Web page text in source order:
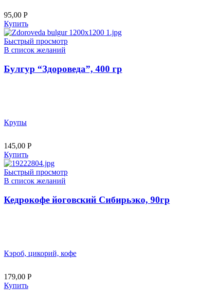
95,00 Р
Купить
Быстрый просмотр
В список желаний
Булгур “Здороведа”, 400 гр
Крупы
145,00 Р
Купить
Быстрый просмотр
В список желаний
Кедрокофе йоговский Сибирьэко, 90гр
Кэроб, цикорий, кофе
179,00 Р
Купить